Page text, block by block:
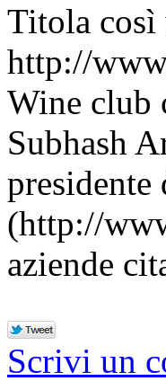
Titola così
http://
Wine club
Subhash
presidente
(http://
aziende
Scrivi un